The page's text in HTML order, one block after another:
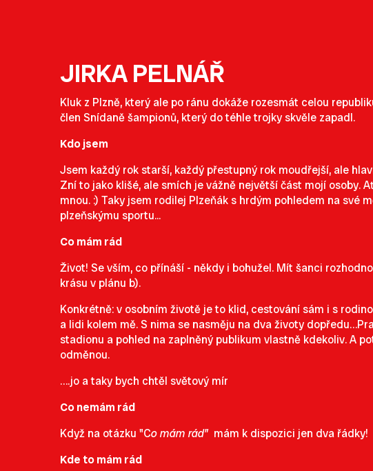
JIRKA PELNÁŘ
Kluk z Plzně, který ale po ránu dokáže rozesmát celou
člen Snídaně šampionů, který do téhle trojky skvěle zapadl.
Kdo jsem
Jsem každý rok starší, každý přestupný rok moudřejší, ale
Zní to jako klišé, ale smích je vážně největší část mojí osoby.
mnou. :) Taky jsem rodilej Plzeňák s hrdým pohledem na své
plzeňskýmu sportu...
Co mám rád
Život! Se vším, co přínáší - někdy i bohužel. Mít šanci
krásu v plánu b).
Konkrétně: v osobním životě je to klid, cestování sám i s
a lidi kolem mě. S nima se nasměju na dva životy
stadionu a pohled na zaplněný publikum vlastně kdekoliv. A
odměnou.
….jo a taky bych chtěl světový mír
Co nemám rád
Když na otázku "Co mám rád" mám k dispozici jen dva řádky!
Kde to mám rád